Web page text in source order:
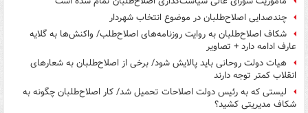
چندصدایی اصلاح‌طلبان در موضوع انتخاب شهردار
شکاف اصلاح‌طلبان به روایت روزنامه‌های اصلاح‌طلب/ واکنش‌ها به گلایه
عارف ادامه دارد + تصاویر
هیات دولت روحانی باید پالایش شود/ برخی از اصلاح‌طلبان به شعارهای
انقلاب کمتر توجه دارند
لیستی که به رئیس دولت اصلاحات تحمیل شد/ کار اصلاح‌طلبان چگونه به
شکاف مدیریتی کشید؟